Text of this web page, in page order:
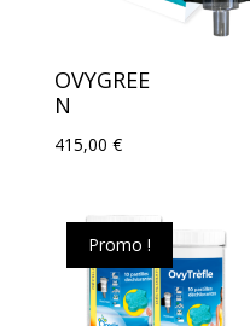
OVYGREE
N
415,00 €
Promo !